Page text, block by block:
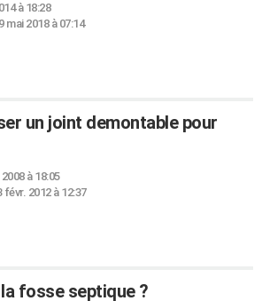
à 18:28
mai 2018 à 07:14
un joint demontable pour
à 18:05
févr. 2012 à 12:37
fosse septique ?